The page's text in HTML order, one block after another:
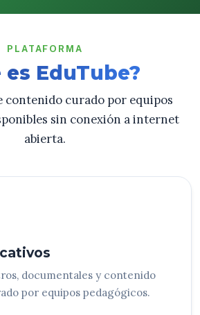
PLATAFORMA
es EduTube?
contenido curado por equipos
sin conexión a internet
abierta.
documentales y contenido
por equipos pedagógicos.